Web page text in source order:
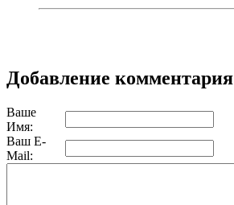
Добавление комментария
Ваше
Имя:
Ваш E-
Mail: